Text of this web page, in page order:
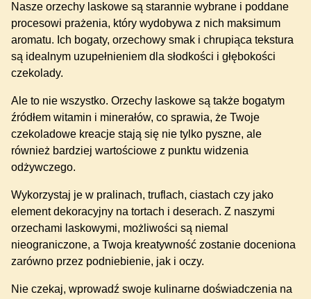
Nasze orzechy laskowe są starannie wybrane i poddane
procesowi prażenia, który wydobywa z nich maksimum
aromatu. Ich bogaty, orzechowy smak i chrupiąca tekstura
są idealnym uzupełnieniem dla słodkości i głębokości
czekolady.
Ale to nie wszystko. Orzechy laskowe są także bogatym
źródłem witamin i minerałów, co sprawia, że Twoje
czekoladowe kreacje stają się nie tylko pyszne, ale
również bardziej wartościowe z punktu widzenia
odżywczego.
Wykorzystaj je w pralinach, truflach, ciastach czy jako
element dekoracyjny na tortach i deserach. Z naszymi
orzechami laskowymi, możliwości są niemal
nieograniczone, a Twoja kreatywność zostanie doceniona
zarówno przez podniebienie, jak i oczy.
Nie czekaj, wprowadź swoje kulinarne doświadczenia na